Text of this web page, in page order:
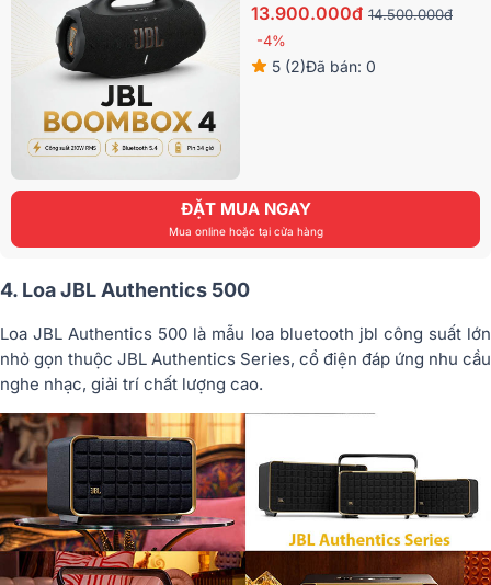
13.900.000đ 14.500.000đ
-4%
5 (2)Đã bán: 0
ĐẶT MUA NGAY
Mua online hoặc tại cửa hàng
4. Loa JBL Authentics 500
Loa JBL Authentics 500 là mẫu loa bluetooth jbl công suất lớn
nhỏ gọn thuộc JBL Authentics Series, cổ điện đáp ứng nhu cầu
nghe nhạc, giải trí chất lượng cao.